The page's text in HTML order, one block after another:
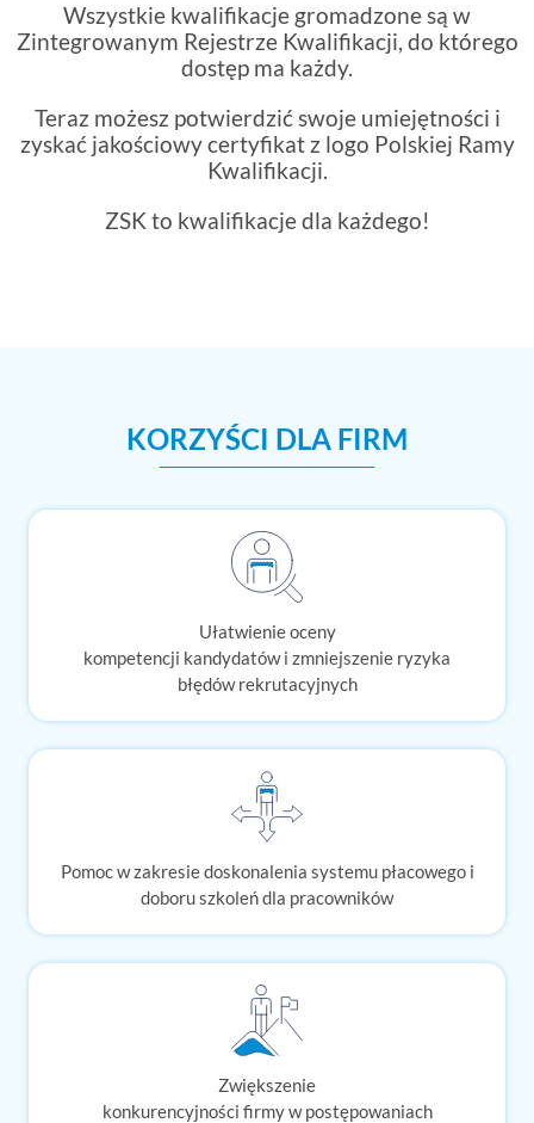
Wszystkie kwalifikacje gromadzone są w
Zintegrowanym Rejestrze Kwalifikacji, do którego
dostęp ma każdy.
Teraz możesz potwierdzić swoje umiejętności i
zyskać jakościowy certyfikat z logo Polskiej Ramy
Kwalifikacji.
ZSK to kwalifikacje dla każdego!
KORZYŚCI DLA FIRM
Ułatwienie oceny
kompetencji kandydatów i zmniejszenie ryzyka
błędów rekrutacyjnych
Pomoc w zakresie doskonalenia systemu płacowego i
doboru szkoleń dla pracowników​
Zwiększenie
konkurencyjności firmy w postępowaniach